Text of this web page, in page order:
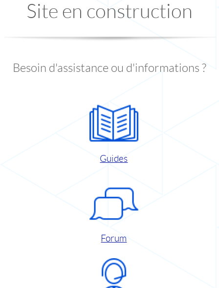
Site en construction
Besoin d'assistance ou d'informations ?
Guides
Forum